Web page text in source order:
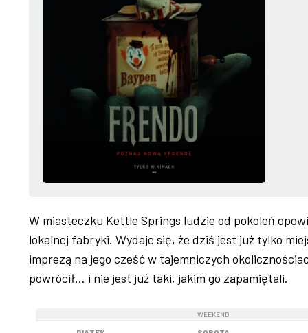
W miasteczku Kettle Springs ludzie od pokoleń
lokalnej fabryki. Wydaje się, że dziś jest już tylko
imprezą na jego cześć w tajemniczych
powrócił… i nie jest już taki, jakim go zapamiętali.
WEEKEND